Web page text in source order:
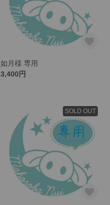
如月様 専用
3,400円
SOLD OUT